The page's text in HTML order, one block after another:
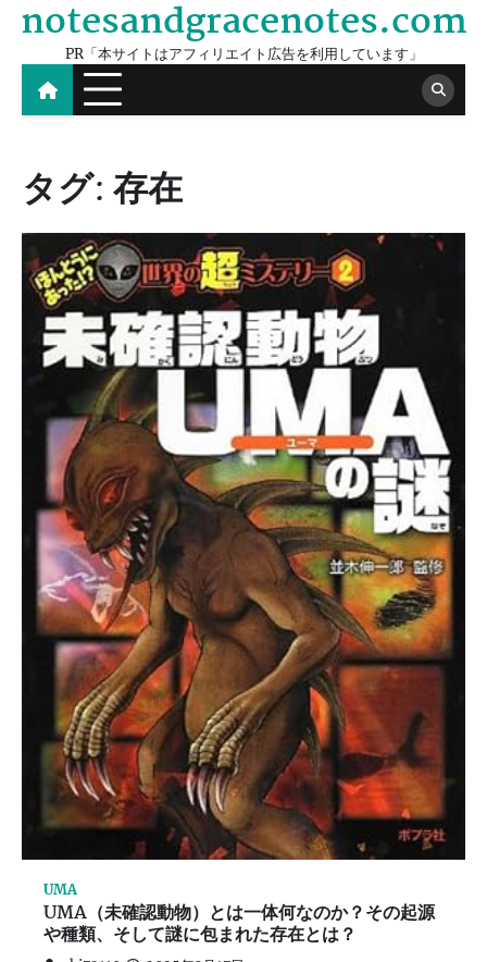
Skip
content
notesandgracenotes.com
PR「本サイトはアフィリエイト広告を利用しています」
タグ:存在
UMA
UMA（未確認動物）とは一体何なのか？その起源
や種類、そして謎に包まれた存在とは？